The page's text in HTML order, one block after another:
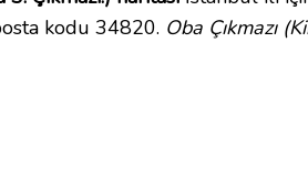
kodu 34820. Oba Çıkmazı